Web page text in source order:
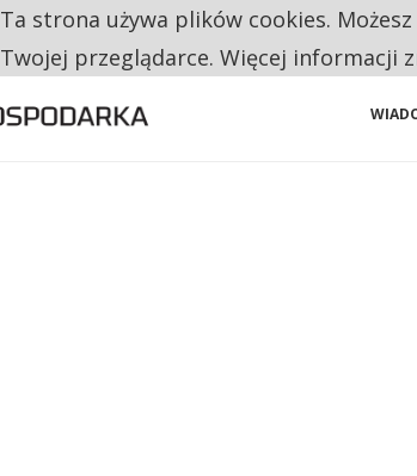
CO TRZECIĄ ZŁOTÓWKĘ Z EMERYTURY SENIORZY
Ta strona używa plików cookies.
Twojej przeglądarce. Więcej informacji